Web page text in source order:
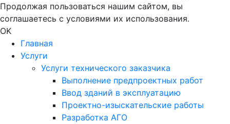
Продолжая пользоваться нашим сайтом, вы
соглашаетесь с условиями их использования.
OK
Главная
Услуги
Услуги технического заказчика
Выполнение предпроектных работ
Ввод зданий в эксплуатацию
Проектно-изыскательские работы
Разработка АГО